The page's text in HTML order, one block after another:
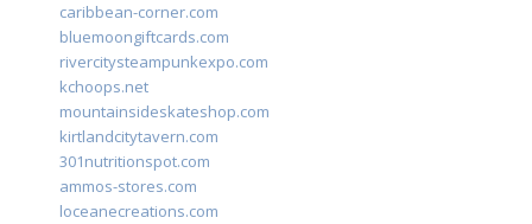
caribbean-corner.com
bluemoongiftcards.com
rivercitysteampunkexpo.com
kchoops.net
mountainsideskateshop.com
kirtlandcitytavern.com
301nutritionspot.com
ammos-stores.com
loceanecreations.com